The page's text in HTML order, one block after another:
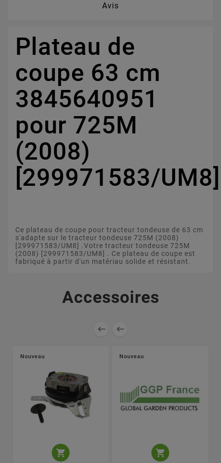
Avis
Plateau de
coupe 63 cm
3845640951
pour 725M
(2008)
[299971583/
Ce plateau de coupe pour tracteur tondeuse de 63 cm
s'adapte sur le tracteur tondeuse 725M (2008)
[299971583/UM8] .Votre tracteur tondeuse 725M
(2008) [299971583/UM8] . Ce plateau de coupe est
fabriqué à partir d'un matériau solide et résistant.
Accessoires
 
Nouveau

Nouveau
